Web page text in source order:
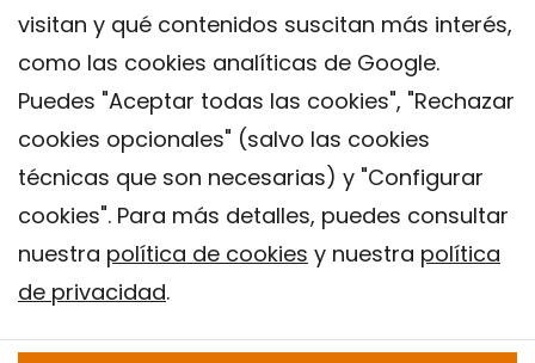
visitan y qué contenidos suscitan más interés,
como las cookies analíticas de Google.
Puedes "Aceptar todas las cookies", "Rechazar
cookies opcionales" (salvo las cookies
técnicas que son necesarias) y "Configurar
cookies". Para más detalles, puedes consultar
nuestra política de cookies y nuestra política
de privacidad.
Contacto
Política de privacidad
Política de Cookies
Instituto de Salud Global de Barcelona (ISGlobal), 2018.